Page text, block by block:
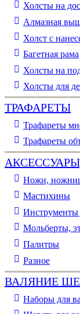
Холсты на
Алмазная
Холст с
Багетная рама
Холсты на
Холсты для
ТРАФАРЕТЫ
Трафареты
Трафареты
Ножи,
Мастихины
Инструменты
Мольберты,
Палитры
Разное
ВАЛЯНИЕ
Наборы для